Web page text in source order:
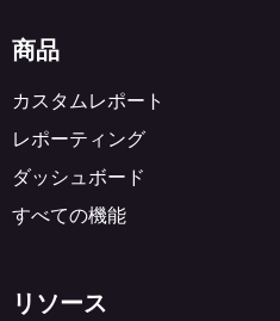
商品
カスタムレポート
レポーティング
ダッシュボード
すべての機能
リソース